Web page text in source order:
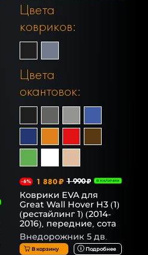
Цвета
ковриков:
Цвета
окантовок:
-6% 1 880 ₽ 1 990 ₽ В НАЛИЧИИ
Коврики EVA для
Great Wall Hover H3 (1)
(рестайлинг 1) (2014-
2016), передние, сота
Внедорожник 5 дв.
В корзину Подробнее